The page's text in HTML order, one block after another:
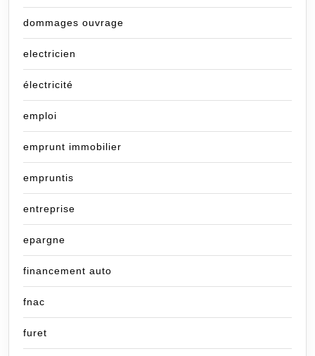
dommages ouvrage
electricien
électricité
emploi
emprunt immobilier
empruntis
entreprise
epargne
financement auto
fnac
furet